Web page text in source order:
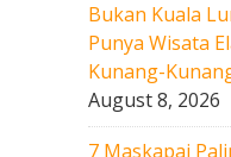
Bukan Kuala
Punya Wisata
Kunang-
August 8, 2026
7 Maskapai